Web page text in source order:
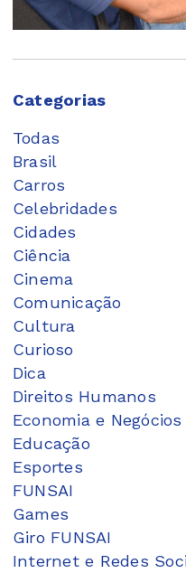
Categorias
Todas
Brasil
Carros
Celebridades
Cidades
Ciência
Cinema
Comunicação
Cultura
Curioso
Dica
Direitos Humanos
Economia e Negócios
Educação
Esportes
FUNSAI
Games
Giro FUNSAI
Internet e Redes